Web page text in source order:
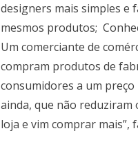
designers mais simples e
mesmos produtos;
Um comerciante de
compram produtos de
consumidores a um
ainda, que não reduziram
loja e vim comprar mais”,